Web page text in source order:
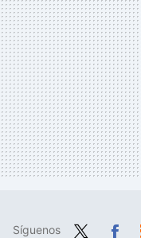
Síguenos